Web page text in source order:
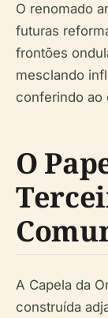
O renomado
futuras
frontões
mesclando
conferindo ao
O
A Capela da
construída